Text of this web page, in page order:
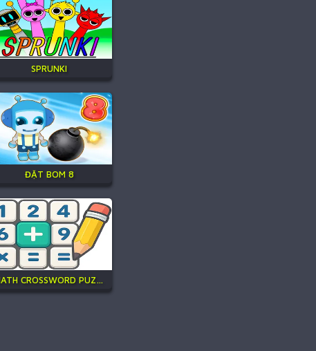
SPRUNKI
ĐẶT BOM 8
MATH CROSSWORD PUZZLE - GENIUS EDITION